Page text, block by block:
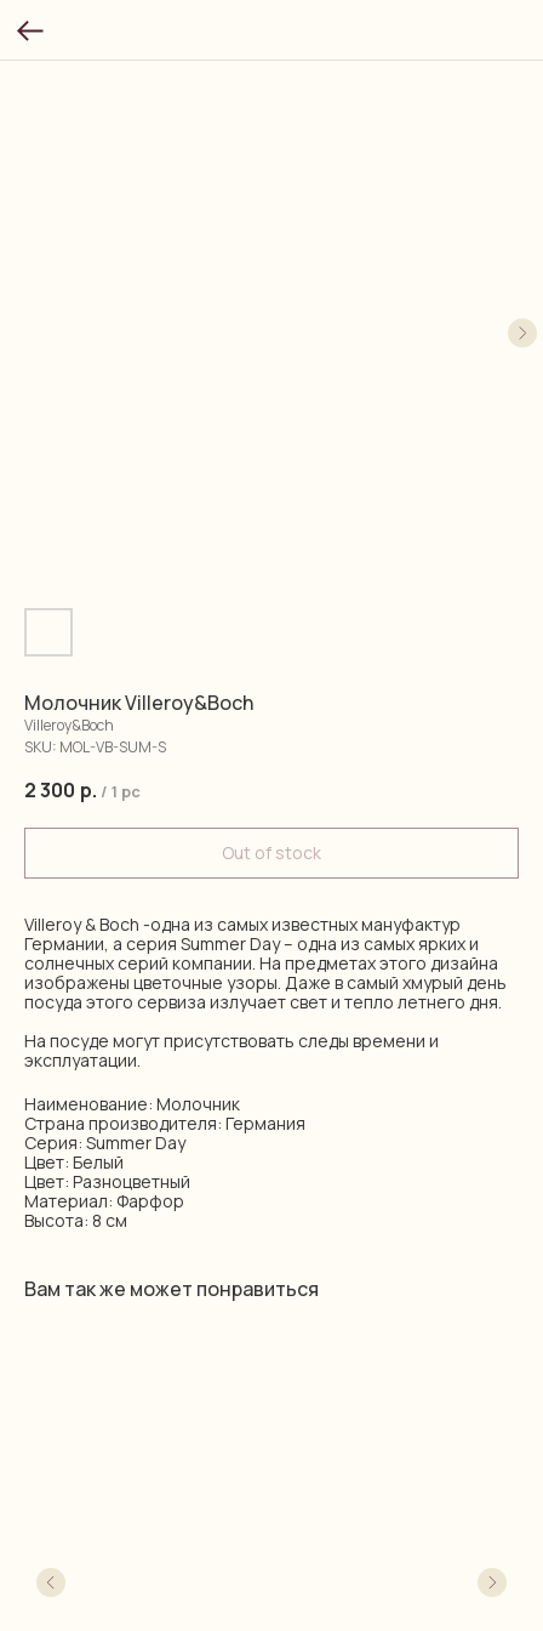
Молочник Villeroy&Boch
Villeroy&Boch
SKU: MOL-VB-SUM-S
2 300 р. / 1 pc
Out of stock
Villeroy & Boch -одна из самых известных мануфактур
Германии, а серия Summer Day – одна из самых ярких и
солнечных серий компании. На предметах этого дизайна
изображены цветочные узоры. Даже в самый хмурый день
посуда этого сервиза излучает свет и тепло летнего дня.
На посуде могут присутствовать следы времени и
эксплуатации.
Наименование: Молочник
Страна производителя: Германия
Серия: Summer Day
Цвет: Белый
Цвет: Разноцветный
Материал: Фарфор
Высота: 8 см
Вам так же может понравиться